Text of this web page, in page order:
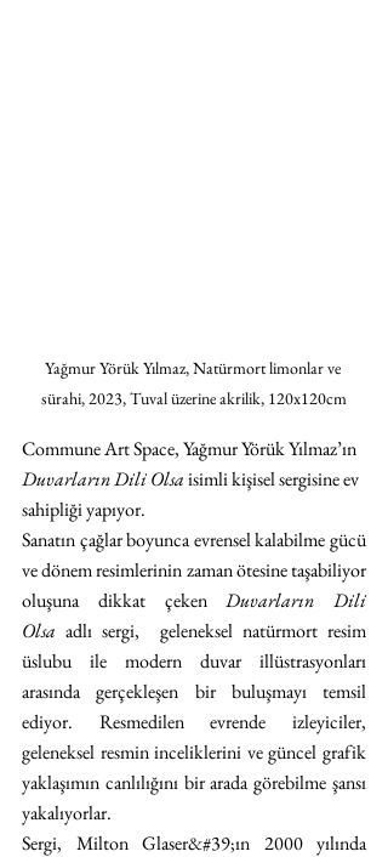
Yağmur Yörük Yılmaz, Natürmort limonlar ve
sürahi, 2023, Tuval üzerine akrilik, 120x120cm
Commune Art Space, Yağmur Yörük Yılmaz’ın
Duvarların Dili Olsa isimli kişisel sergisine ev
sahipliği yapıyor.
Sanatın çağlar boyunca evrensel kalabilme gücü
ve dönem resimlerinin zaman ötesine taşabiliyor
oluşuna dikkat çeken Duvarların Dili
Olsa adlı sergi,  geleneksel natürmort resim
üslubu ile modern duvar illüstrasyonları
arasında gerçekleşen bir buluşmayı temsil
ediyor. Resmedilen evrende izleyiciler,
geleneksel resmin inceliklerini ve güncel grafik
yaklaşımın canlılığını bir arada görebilme şansı
yakalıyorlar.
Sergi, Milton Glaser&#39;ın 2000 yılında